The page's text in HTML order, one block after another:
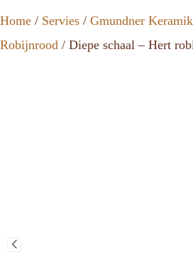
Home / Servies / Gmundner Keramik
Robijnrood / Diepe schaal – Hert